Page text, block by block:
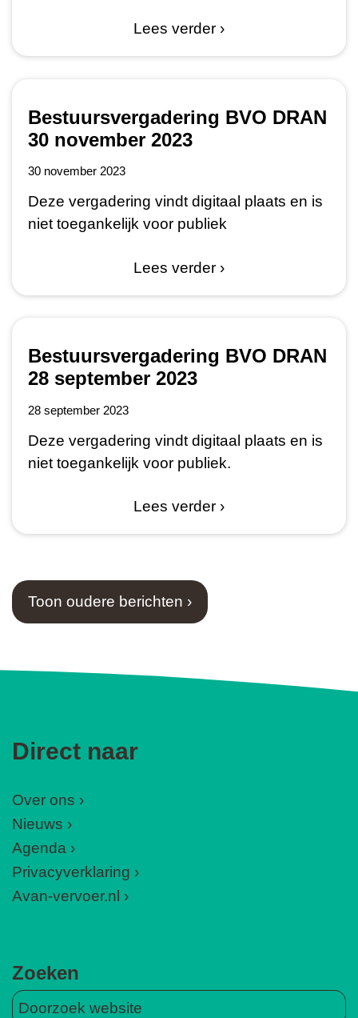
Lees verder ›
Bestuursvergadering BVO DRAN
30 november 2023
30 november 2023
Deze vergadering vindt digitaal plaats en is
niet toegankelijk voor publiek
Lees verder ›
Bestuursvergadering BVO DRAN
28 september 2023
28 september 2023
Deze vergadering vindt digitaal plaats en is
niet toegankelijk voor publiek.
Lees verder ›
Toon oudere berichten ›
Direct naar
Over ons
Nieuws
Agenda
Privacyverklaring
Avan-vervoer.nl
Zoeken